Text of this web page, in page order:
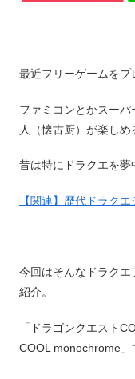
最近フリーゲームをプ
ファミコンとかスー
人（懐古厨）が楽しめ
昔は特にドラクエを夢
【関連】歴代ドラク
今回はそんなドラク
紹介。
「ドラゴンクエスト
COOL monochrome」